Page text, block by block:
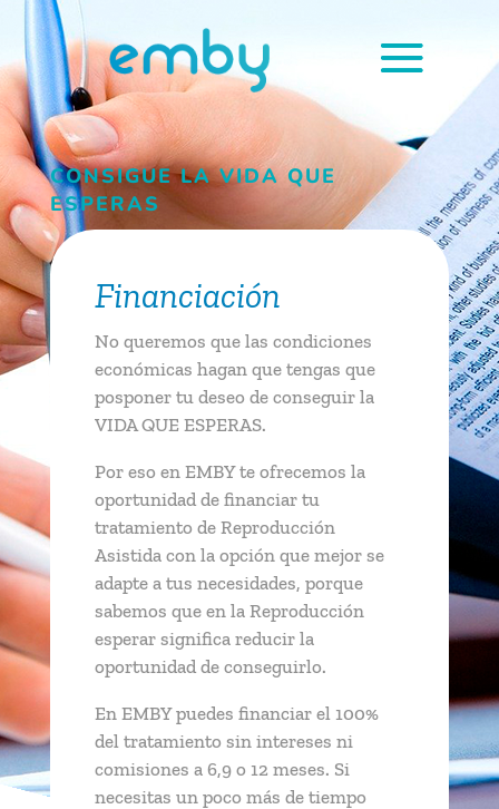
CONSIGUE LA VIDA QUE
ESPERAS
Financiación
No queremos que las condiciones
económicas hagan que tengas que
posponer tu deseo de conseguir la
VIDA QUE ESPERAS.
Por eso en EMBY te ofrecemos la
oportunidad de financiar tu
tratamiento de Reproducción
Asistida con la opción que mejor se
adapte a tus necesidades, porque
sabemos que en la Reproducción
esperar significa reducir la
oportunidad de conseguirlo.
En EMBY puedes financiar el 100%
del tratamiento sin intereses ni
comisiones a 6,9 o 12 meses. Si
necesitas un poco más de tiempo